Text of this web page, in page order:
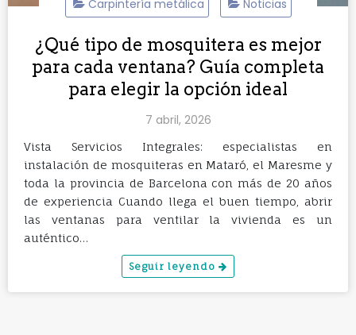
Carpintería metálica Noticias
¿Qué tipo de mosquitera es mejor
para cada ventana? Guía completa
para elegir la opción ideal
7 abril, 2026
Vista Servicios Integrales: especialistas en
instalación de mosquiteras en Mataró, el Maresme y
toda la provincia de Barcelona con más de 20 años
de experiencia Cuando llega el buen tiempo, abrir
las ventanas para ventilar la vivienda es un
auténtico…
Seguir leyendo